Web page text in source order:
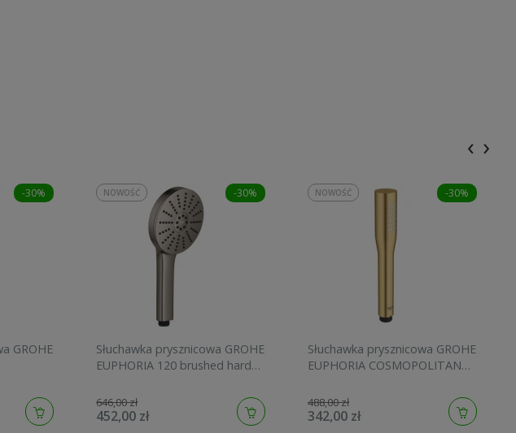
-30%
GROHE
-30%
Słuchawka prysznicowa GROHE
EUPHORIA 120 brushed hard
646,00 zł
452,00 zł
NOWOŚĆ -30%
Słuchawka prysznicowa GROHE
EUPHORIA COSMOPOLITAN
27400GN0
488,00 zł
342,00 zł
NOWOŚĆ
‹ ›